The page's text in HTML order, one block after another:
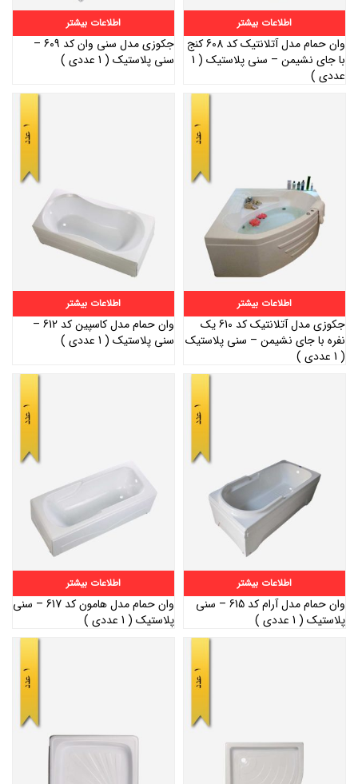
اطلاعات بیشتر
وان حمام مدل آتلانتیک کد 608 کنج
با جای نشیمن – سنی پلاستیک ( 1
عددی )
اطلاعات بیشتر
جکوزی مدل سنی وان کد 609 –
سنی پلاستیک ( 1 عددی )
اطلاعات بیشتر
جکوزی مدل آتلانتیک کد 610 یک
نفره با جای نشیمن – سنی پلاستیک
( 1 عددی )
اطلاعات بیشتر
وان حمام مدل کاسپین کد 612 –
سنی پلاستیک ( 1 عددی )
اطلاعات بیشتر
وان حمام مدل آرام کد 615 – سنی
پلاستیک ( 1 عددی )
اطلاعات بیشتر
وان حمام مدل هامون کد 617 – سنی
پلاستیک ( 1 عددی )